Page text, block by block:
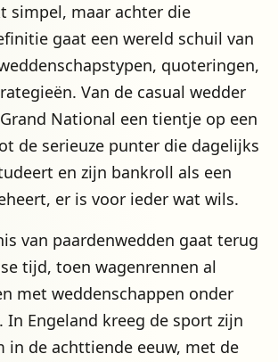
simpel, maar achter die
gaat een wereld schuil van
quoteringen,
Van de casual wedder
National een tientje op een
de serieuze punter die dagelijks
en zijn bankroll als een
er is voor ieder wat wils.
van paardenwedden gaat terug
tijd, toen wagenrennen al
met weddenschappen onder
In Engeland kreeg de sport zijn
in de achttiende eeuw, met de